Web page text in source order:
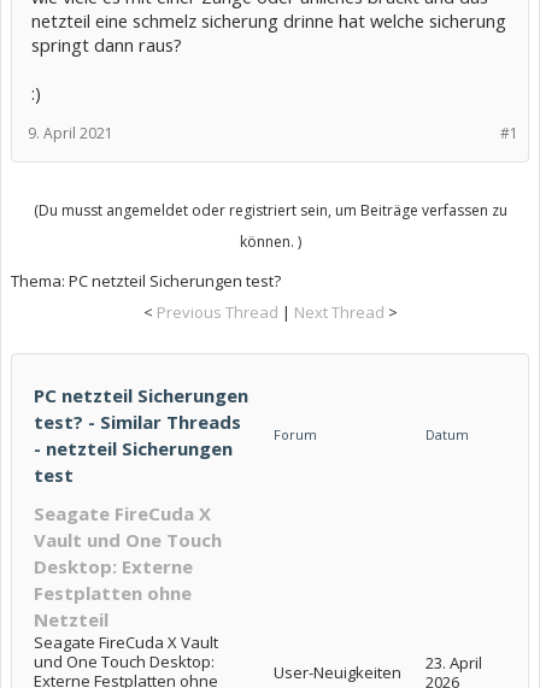
netzteil eine schmelz sicherung drinne hat welche sicherung
springt dann raus?
:)
#1
9. April 2021
(Du musst angemeldet oder registriert sein, um Beiträge verfassen zu
können. )
Thema: PC netzteil Sicherungen test?
< Previous Thread | Next Thread >
PC netzteil Sicherungen
test? - Similar Threads
- netzteil Sicherungen
test
Forum Datum
Seagate FireCuda X
Vault und One Touch
Desktop: Externe
Festplatten ohne
Netzteil
Seagate FireCuda X Vault
und One Touch Desktop:
Externe Festplatten ohne
User-Neuigkeiten
23. April
2026